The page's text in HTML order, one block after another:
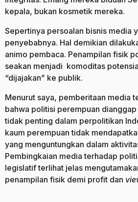
kepala, bukan kosmetik mereka.
Sepertinya persoalan bisnis media
penyebabnya. Hal demikian
animo pembaca. Penampilan fisik
seakan menjadi komoditas
“dijajakan” ke publik.
Menurut saya, pemberitaan media
bahwa politisi perempuan
tidak penting dalam perpolitikan
kaum perempuan tidak
yang menguntungkan dalam
Pembingkaian media terhadap
legislatif terlihat jelas
penampilan fisik demi profit dan